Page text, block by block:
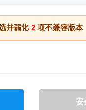
并弱化 2 项不兼容版本
安